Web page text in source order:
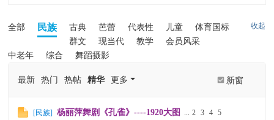
舞蹈摄影作品，
陆续上传中)
舞网论坛重生)
收起
全部 民族 古典 芭蕾 代表性 儿童
体育国标
群文
现当代 教学
会员风采
中老年
综合 舞蹈摄影
新窗
最新 热门 热帖 精华 更多
[民族] 杨丽萍舞剧《孔雀》----1920大图 ... 2 3 4 5